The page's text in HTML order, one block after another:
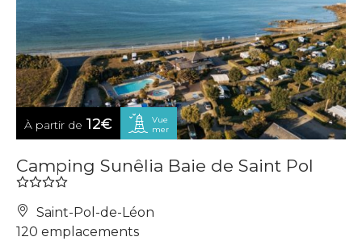
À partir de 12€
Vue
mer
Camping Sunêlia Baie de Saint Pol
Saint-Pol-de-Léon
120 emplacements